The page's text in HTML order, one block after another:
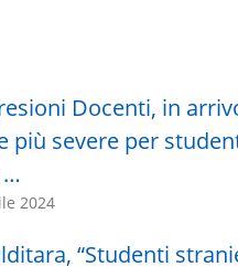
Docenti, in
più severe per
…
2024